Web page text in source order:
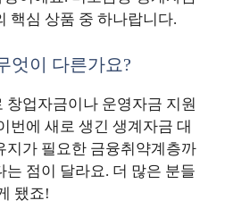
핵심 상품 중 하나랍니다.
엇이 다른가요?
창업자금이나 운영자금 지원
번에 새로 생긴 생계자금 대
지가 필요한 금융취약계층까
는 점이 달라요. 더 많은 분들
됐죠!